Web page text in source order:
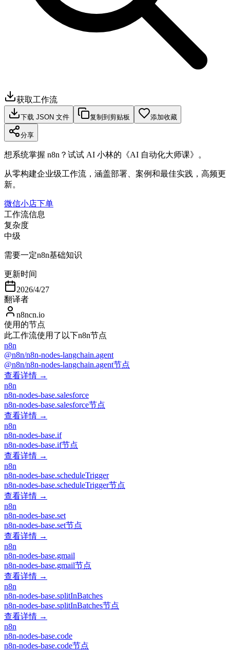
获取工作流
下载 JSON 文件 复制到剪贴板 添加收藏
分享
想系统掌握 n8n？试试 AI 小林的《AI 自动化大师课》。
从零构建企业级工作流，涵盖部署、案例和最佳实践，高频更
新。
微信小店下单
工作流信息
复杂度
中级
需要一定n8n基础知识
更新时间
2026/4/27
翻译者
n8ncn.io
使用的节点
此工作流使用了以下n8n节点
n8n
@n8n/n8n-nodes-langchain.agent
@n8n/n8n-nodes-langchain.agent节点
查看详情 →
n8n
n8n-nodes-base.salesforce
n8n-nodes-base.salesforce节点
查看详情 →
n8n
n8n-nodes-base.if
n8n-nodes-base.if节点
查看详情 →
n8n
n8n-nodes-base.scheduleTrigger
n8n-nodes-base.scheduleTrigger节点
查看详情 →
n8n
n8n-nodes-base.set
n8n-nodes-base.set节点
查看详情 →
n8n
n8n-nodes-base.gmail
n8n-nodes-base.gmail节点
查看详情 →
n8n
n8n-nodes-base.splitInBatches
n8n-nodes-base.splitInBatches节点
查看详情 →
n8n
n8n-nodes-base.code
n8n-nodes-base.code节点